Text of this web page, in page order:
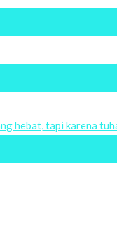
hebat, tapi karena